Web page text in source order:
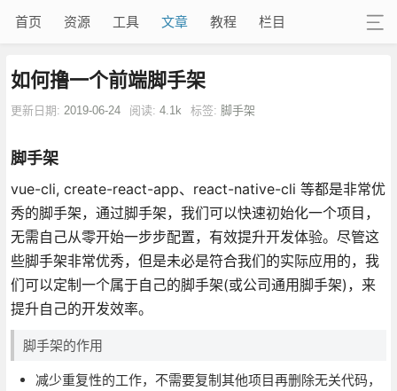
首页 资源 工具 文章 教程 栏目
如何撸一个前端脚手架
更新日期: 2019-06-24 阅读: 4.1k 标签: 脚手架
脚手架
vue-cli, create-react-app、react-native-cli 等都是非常优
秀的脚手架，通过脚手架，我们可以快速初始化一个项目，
无需自己从零开始一步步配置，有效提升开发体验。尽管这
些脚手架非常优秀，但是未必是符合我们的实际应用的，我
们可以定制一个属于自己的脚手架(或公司通用脚手架)，来
提升自己的开发效率。
脚手架的作用
减少重复性的工作，不需要复制其他项目再删除无关代码，